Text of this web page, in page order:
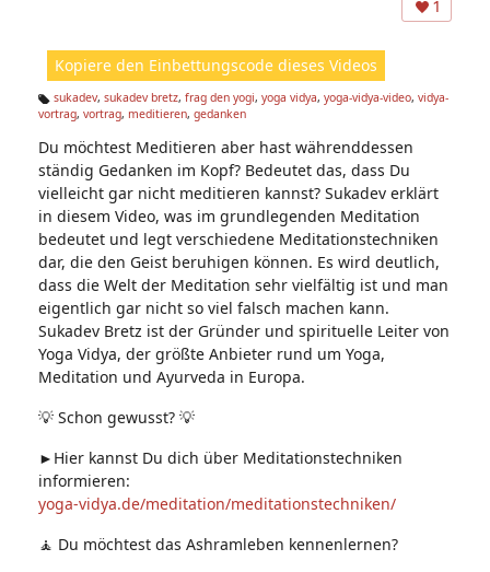
ic
n:
1
Kopiere den Einbettungscode dieses Videos
Ta
s:
sukadev, sukadev bretz, frag den yogi, yoga vidya, yoga-vidya-video, vidya-
vortrag, vortrag, meditieren, gedanken
Du möchtest Meditieren aber hast währenddessen
ständig Gedanken im Kopf? Bedeutet das, dass Du
vielleicht gar nicht meditieren kannst? Sukadev erklärt
in diesem Video, was im grundlegenden Meditation
bedeutet und legt verschiedene Meditationstechniken
dar, die den Geist beruhigen können. Es wird deutlich,
dass die Welt der Meditation sehr vielfältig ist und man
eigentlich gar nicht so viel falsch machen kann.
Sukadev Bretz ist der Gründer und spirituelle Leiter von
Yoga Vidya, der größte Anbieter rund um Yoga,
Meditation und Ayurveda in Europa.
💡 Schon gewusst? 💡
►Hier kannst Du dich über Meditationstechniken
informieren:
yoga-vidya.de/meditation/meditationstechniken/
🧘 Du möchtest das Ashramleben kennenlernen?